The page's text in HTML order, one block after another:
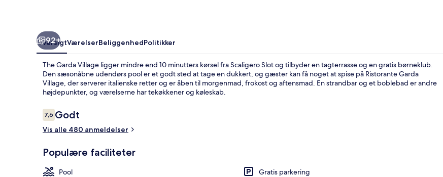
92+
OversigtVærelserBeliggenhedPolitikker
The Garda Village ligger mindre end 10 minutters kørsel fra Scaligero Slot og tilbyder en tagterrasse og en gratis børneklub.
Den sæsonåbne udendørs pool er et godt sted at tage en dukkert, og gæster kan få noget at spise på Ristorante Garda
Village, der serverer italienske retter og er åben til morgenmad, frokost og aftensmad. En strandbar og et boblebad er andre
højdepunkter, og værelserne har tekøkkener og køleskab.
Anmeldelser
7,67,6 ud af 10.
Godt
Vis alle 480 anmeldelser
Populære faciliteter
Pool
Gratis parkering